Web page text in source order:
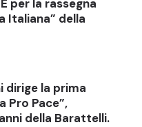
per la rassegna
Italiana” della
dirige la prima
Pro Pace”,
della Barattelli.